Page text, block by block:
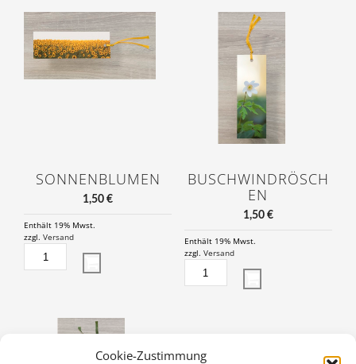
Cookie-Zustimmung
SONNENBLUMEN
1,50€
Enthält 19% Mwst.
zzgl. Versand
SONNENBLUMEN
MENGE
BUSCHWINDRÖSCH
EN
1,50 €
Enthält 19% Mwst.
zzgl. Versand
BUSCHWINDRÖSCHEN
MENGE